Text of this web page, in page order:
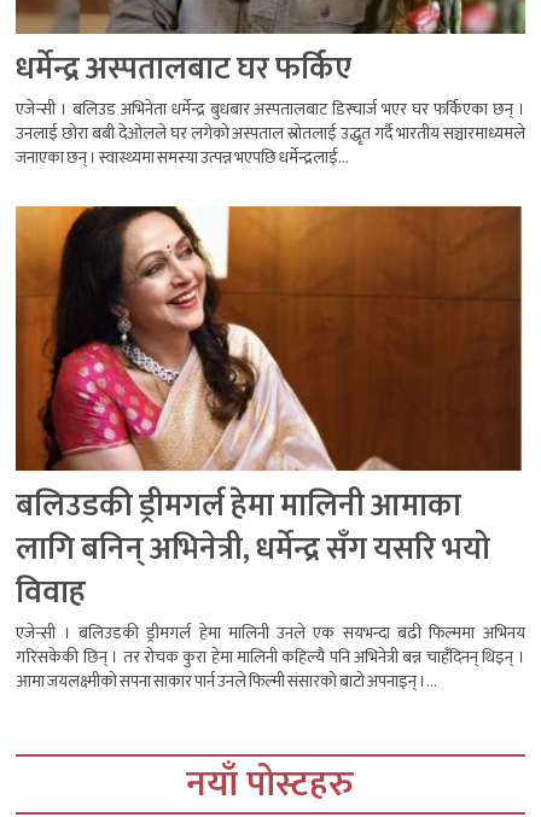
धर्मेन्द्र अस्पतालबाट घर फर्किए
एजेन्सी । बलिउड अभिनेता धर्मेन्द्र बुधबार अस्पतालबाट डिस्चार्ज भएर घर फर्किएका छन् ।
उनलाई छोरा बबी देओलले घर लगेको अस्पताल स्रोतलाई उद्धृत गर्दै भारतीय सञ्चारमाध्यमले
जनाएका छन् । स्वास्थ्यमा समस्या उत्पन्न भएपछि धर्मेन्द्रलाई...
बलिउडकी ड्रीमगर्ल हेमा मालिनी आमाका
लागि बनिन् अभिनेत्री, धर्मेन्द्र सँग यसरि भयो
विवाह
एजेन्सी । बलिउडकी ड्रीमगर्ल हेमा मालिनी उनले एक सयभन्दा बढी फिल्ममा अभिनय
गरिसकेकी छिन् । तर रोचक कुरा हेमा मालिनी कहिल्यै पनि अभिनेत्री बन्न चाहँदिनन् थिइन् ।
आमा जयलक्ष्मीको सपना साकार पार्न उनले फिल्मी संसारको बाटो अपनाइन् ।...
नयाँ पोस्टहरु